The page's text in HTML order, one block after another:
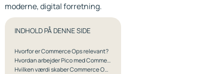
moderne, digital forretning.
INDHOLD PÅ DENNE SIDE
Hvorfor er Commerce Ops relevant?
Hvordan arbejder Pico med Commerce Ops?
Hvilken værdi skaber Commerce Ops?